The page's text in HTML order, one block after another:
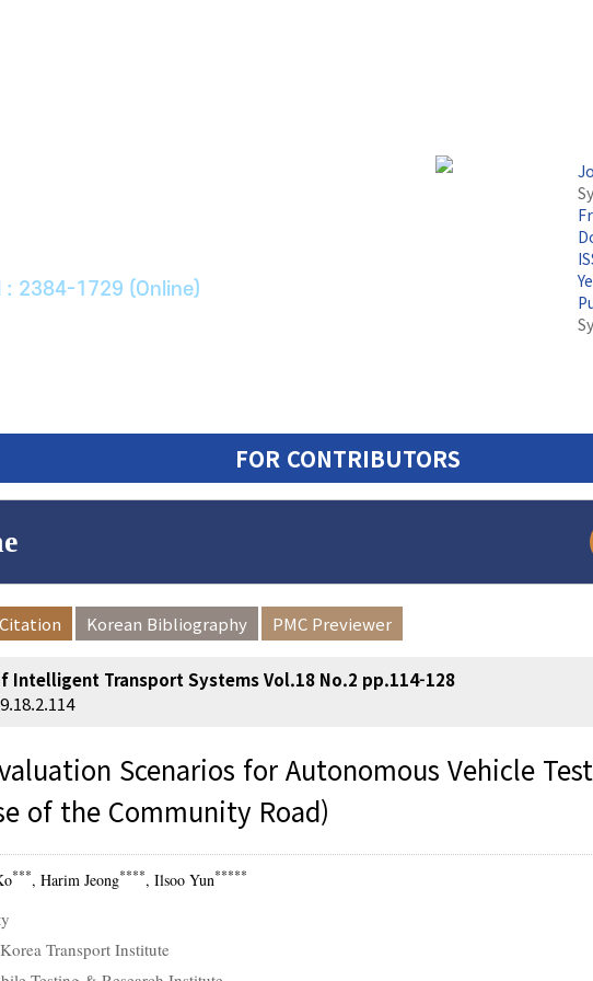
논문지
: 2384-1729 (Online)
FOR CONTRIBUTORS
Advanced Search
Korean Bibliography PMC Previewer
Intelligent Transport Systems Vol.18 No.2 pp.114-128
Scenarios for Autonomous Vehicle
of the Community Road)
***, Harim Jeong****, Ilsoo Yun*****
Transport Institute